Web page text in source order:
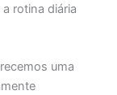
rotina diária
uma